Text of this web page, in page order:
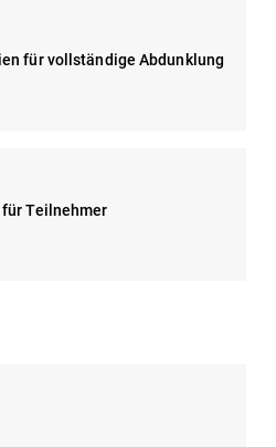
für vollständige Abdunklung
für Teilnehmer